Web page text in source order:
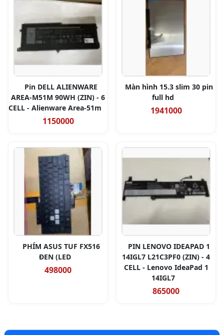
Pin DELL ALIENWARE
AREA-M51M 90WH (ZIN) - 6
CELL - Alienware Area-51m
1150000
Màn hình 15.3 slim 30 pin
full hd
1941000
PHÍM ASUS TUF FX516
ĐEN (LED
498000
PIN LENOVO IDEAPAD 1
14IGL7 L21C3PF0 (ZIN) - 4
CELL - Lenovo IdeaPad 1
14IGL7
865000